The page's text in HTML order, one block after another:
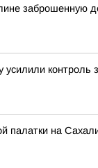
заброшенную
усилили
палатки на